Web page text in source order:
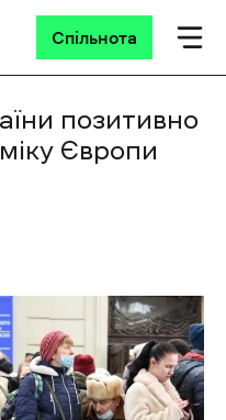
Спільнота
позитивно
Європи